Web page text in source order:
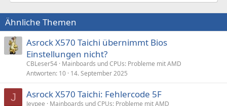
Ähnliche Themen
Asrock X570 Taichi übernimmt Bios
Einstellungen nicht?
CBLeser54 Mainboards und CPUs: Probleme mit AMD
Antworten 10 14. September 2025
J Asrock X570 Taichi: Fehlercode 5F
Jeypee
Mainboards und CPUs: Probleme mit AMD